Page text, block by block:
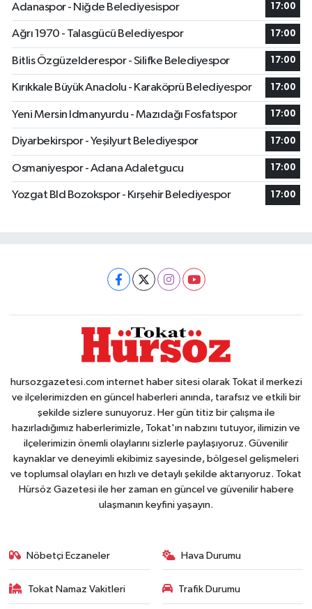
Adanaspor - Niğde Belediyesispor 17:00
Ağrı 1970 - Talasgücü Belediyespor 17:00
Bitlis Özgüzelderespor - Silifke Belediyespor 17:00
Kırıkkale Büyük Anadolu - Karaköprü Belediyespor 17:00
Yeni Mersin Idmanyurdu - Mazıdağı Fosfatspor 17:00
Diyarbekirspor - Yeşilyurt Belediyespor 17:00
Osmaniyespor - Adana Adaletgucu 17:00
Yozgat Bld Bozokspor - Kırşehir Belediyespor 17:00
hursozgazetesi.com internet haber sitesi olarak Tokat il merkezi
ve ilçelerimizden en güncel haberleri anında, tarafsız ve etkili bir
şekilde sizlere sunuyoruz. Her gün titiz bir çalışma ile
hazırladığımız haberlerimizle, Tokat'ın nabzını tutuyor, ilimizin ve
ilçelerimizin önemli olaylarını sizlerle paylaşıyoruz. Güvenilir
kaynaklar ve deneyimli ekibimiz sayesinde, bölgesel gelişmeleri
ve toplumsal olayları en hızlı ve detaylı şekilde aktarıyoruz. Tokat
Hürsöz Gazetesi ile her zaman en güncel ve güvenilir habere
ulaşmanın keyfini yaşayın.
Nöbetçi Eczaneler Hava Durumu
Tokat Namaz Vakitleri Trafik Durumu